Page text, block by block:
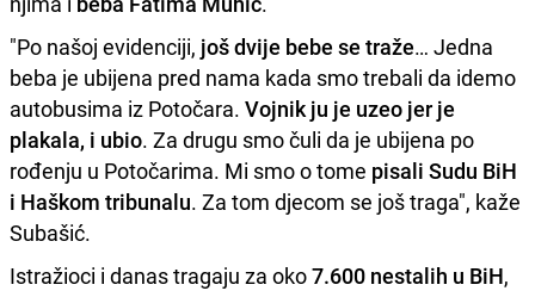
"Po našoj evidenciji, još dvije bebe se traže… Jedna
beba je ubijena pred nama kada smo trebali da idemo
autobusima iz Potočara. Vojnik ju je uzeo jer je
plakala, i ubio. Za drugu smo čuli da je ubijena po
rođenju u Potočarima. Mi smo o tome pisali Sudu BiH
i Haškom tribunalu. Za tom djecom se još traga", kaže
Subašić.
Istražioci i danas tragaju za oko7.600 nestalih u BiH,